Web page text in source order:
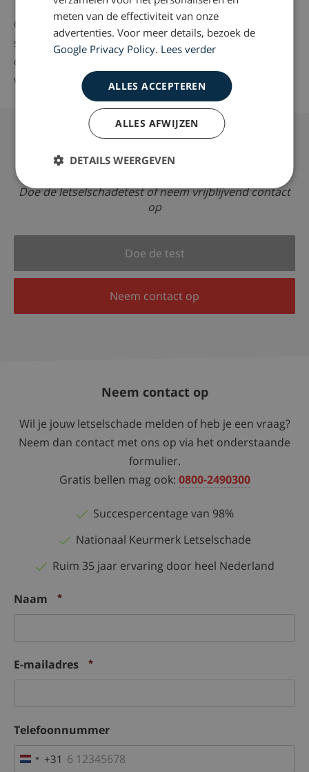
Onze letselschadespecialisten beoordelen jouw
situatie, leggen duidelijk uit waar je recht op hebt en
dienen namens jou een schadeclaim bij de SVO-
verzekeraar in.
Letselschade opgelopen?
Doe de letselschadetest of neem vrijblijvend contact
op
Doe de test
Neem contact op
Neem contact op
Wil je jouw letselschade melden of heb je een vraag?
Neem dan contact met ons op via het onderstaande
formulier.
Gratis bellen mag ook: 0800-2490300
Succespercentage van 98%
Nationaal Keurmerk Letselschade
Ruim 35 jaar ervaring door heel Nederland
Naam *
E-mailadres *
Telefoonnummer
Netherlands
+31
meten van de effectiviteit van onze
advertenties. Voor meer details, bezoek de
Google Privacy Policy. Lees verder
ALLES ACCEPTEREN
ALLES AFWIJZEN
DETAILS WEERGEVEN